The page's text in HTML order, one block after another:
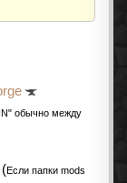
обычно между
Если папки mods